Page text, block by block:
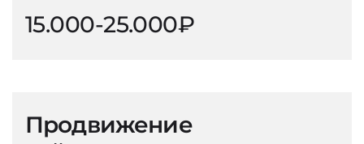
15.000-25.000₽
Продвижение